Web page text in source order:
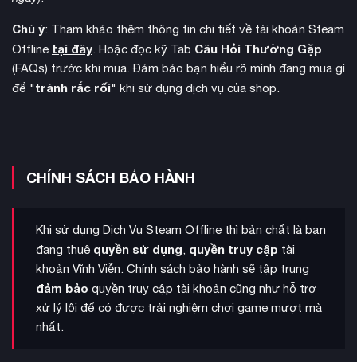
Tính năng
OCTOPATH TRAVELER 0. Sau khi quê hương Wishvale bị
thiêu rụi, nhiệm vụ của bạn là khôi phục thị trấn bằng cách
xây dựng các công trình như cửa hàng, trang trại, bếp ăn và
nhiều cơ sở khác. Mỗi nhân vật trong đội có thể đóng góp
vào sự phát triển của thị trấn theo class của họ, như
Chú ý: Tham khảo thêm thông tin chi tiết về tài khoản Steam
Offline tại đây. Hoặc đọc kỹ Tab Câu Hỏi Thường Gặp
(FAQs) trước khi mua. Đảm bảo bạn hiểu rõ mình đang mua gì
để "tránh rắc rối" khi sử dụng dịch vụ của shop.
CHÍNH SÁCH BẢO HÀNH
Khi sử dụng Dịch Vụ Steam Offline thì bản chất là bạn
đang thuê quyền sử dụng, quyền truy cập tài
khoản Vĩnh Viễn. Chính sách bảo hành sẽ tập trung
đảm bảo quyền truy cập tài khoản cũng như hỗ trợ
xử lý lỗi để có được trải nghiệm chơi game mượt mà
nhất.